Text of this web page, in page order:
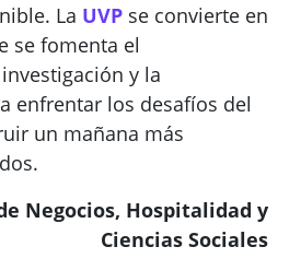
La UVP se convierte en
se fomenta el
y la
enfrentar los desafíos del
un mañana más
Negocios, Hospitalidad y
Ciencias Sociales